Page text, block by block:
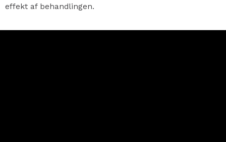
effekt af behandlingen.